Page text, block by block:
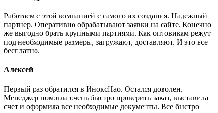
Работаем с этой компанией с самого их создания. Надежный
партнер. Оперативно обрабатывают заявки на сайте. Конечно
же выгодно брать крупными партиями. Как оптовикам режут
под необходимые размеры, загружают, доставляют. И это все
бесплатно.
Алексей
Первый раз обратился в ИноксНао. Остался доволен.
Менеджер помогла очень быстро проверить заказ, выставила
счет и оформила все необходимые документы. Все быстро